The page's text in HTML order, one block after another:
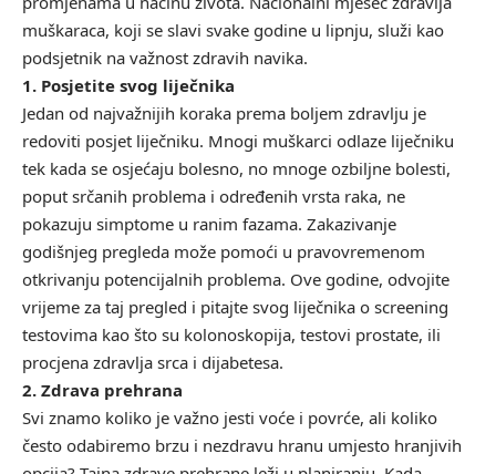
muškaraca, koji se slavi svake godine u lipnju, služi kao
podsjetnik na važnost zdravih navika.
1. Posjetite svog liječnika
Jedan od najvažnijih koraka prema boljem zdravlju je
redoviti posjet liječniku. Mnogi muškarci odlaze liječniku
tek kada se osjećaju bolesno, no mnoge ozbiljne bolesti,
poput srčanih problema i određenih vrsta raka, ne
pokazuju simptome u ranim fazama. Zakazivanje
godišnjeg pregleda može pomoći u pravovremenom
otkrivanju potencijalnih problema. Ove godine, odvojite
vrijeme za taj pregled i pitajte svog liječnika o screening
testovima kao što su kolonoskopija, testovi prostate, ili
procjena zdravlja srca i dijabetesa.
2. Zdrava prehrana
Svi znamo koliko je važno jesti voće i povrće, ali koliko
često odabiremo brzu i nezdravu hranu umjesto hranjivih